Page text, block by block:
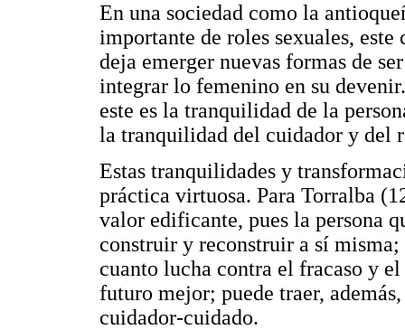
En una sociedad como la
importante de roles sexuales,
deja emerger nuevas formas de
integrar lo femenino en su
este es la tranquilidad de la
la tranquilidad del cuidador y del
Estas tranquilidades y
práctica virtuosa. Para Torralba
valor edificante, pues la persona
construir y reconstruir a sí
cuanto lucha contra el fracaso y
futuro mejor; puede traer,
cuidador-cuidado.